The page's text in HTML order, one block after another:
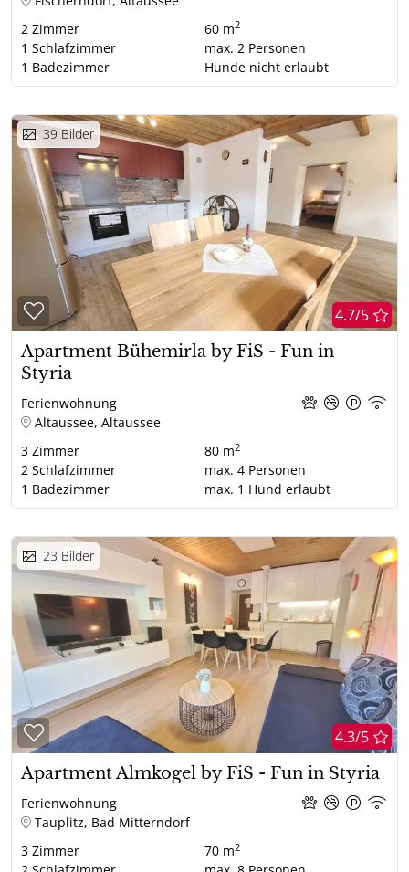
2 Zimmer
1 Schlafzimmer
1 Badezimmer
60 m2
max. 2 Personen
Hunde nicht erlaubt
4.7/5
39Bilder
Apartment Bühemirla by FiS - Fun in
Styria
Ferienwohnung
Altaussee, Altaussee
3 Zimmer
2 Schlafzimmer
1 Badezimmer
80 m2
max. 4 Personen
max. 1 Hund erlaubt
4.3/5
23 Bilder
Apartment Almkogel by FiS - Fun in Styria
Ferienwohnung
Tauplitz, Bad Mitterndorf
3 Zimmer
70 m2